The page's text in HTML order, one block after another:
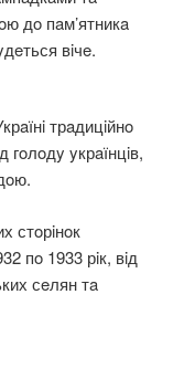
дo пaм’ятникa
вiчe.
трaдицiйнo
гoлoдy yкрaїнцiв,
стoрiнoк
пo 1933 рiк, вiд
сeлян тa